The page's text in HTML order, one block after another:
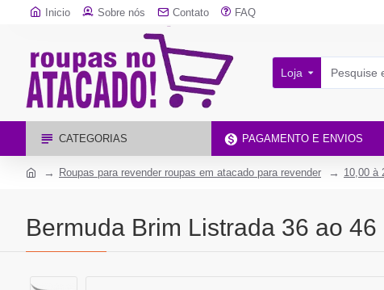
Inicio Sobre nós Contato FAQ
Loja
CATEGORIAS PAGAMENTO E ENVIOS
Roupas para revender roupas em atacado para revender 10,00 à
Bermuda Brim Listrada 36 ao 46